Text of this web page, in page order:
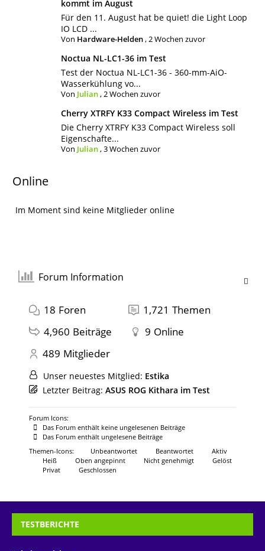
kommt im August
Für den 11. August hat be quiet! die Light Loop
IO LCD ...
Von Hardware-Helden,2 Wochen zuvor
Noctua NL-LC1-36 im Test
Test der Noctua NL-LC1-36 - 360-mm-AiO-
Wasserkühlung vo...
Von Julian,2 Wochen zuvor
Cherry XTRFY K33 Compact Wireless im Test
Die Cherry XTRFY K33 Compact Wireless soll
Eigenschafte...
Von Julian,3 Wochen zuvor
Online
Im Moment sind keine Mitglieder online
Forum Information
18 Foren 1,721 Themen
4,960 Beiträge 9 Online
489 Mitglieder
Unser neuestes Mitglied: Estika
Letzter Beitrag: ASUS ROG Kithara im Test
Forum Icons:
Das Forum enthält keine ungelesenen Beiträge
Das Forum enthält ungelesene Beiträge
Themen-Icons:
Unbeantwortet Beantwortet
Aktiv
Heiß
Oben angepinnt Nicht genehmigt
Gelöst
Privat
Geschlossen
TESTBERICHTE